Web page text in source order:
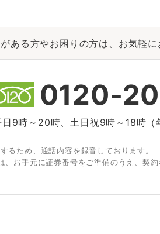
ある方やお困りの方は、お気軽に
0120-
日9時～20時、土日祝9時～18時（
るため、通話内容を録音しております。
お手元に証券番号をご準備のうえ、契